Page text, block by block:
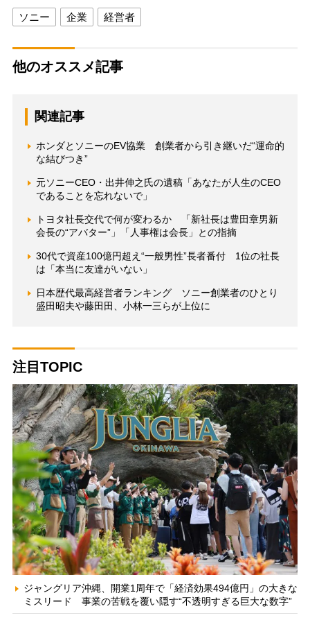
ソニー 企業 経営者
他のオススメ記事
関連記事
ホンダとソニーのEV協業 創業者から引き継いだ“運命的
な結びつき”
元ソニーCEO・出井伸之氏の遺稿「あなたが人生のCEO
であることを忘れないで」
トヨタ社長交代で何が変わるか 「新社長は豊田章男新
会長の“アバター”」「人事権は会長」との指摘
30代で資産100億円超え“一般男性”長者番付 1位の社長
は「本当に友達がいない」
日本歴代最高経営者ランキング ソニー創業者のひとり
盛田昭夫や藤田田、小林一三らが上位に
注目TOPIC
ジャングリア沖縄、開業1周年で「経済効果494億円」の大きな
ミスリード 事業の苦戦を覆い隠す“不透明すぎる巨大な数字”